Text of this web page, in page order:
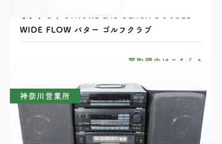
WIDE FLOW パター ゴルフクラブ
買取理由はこちら
神奈川営業所